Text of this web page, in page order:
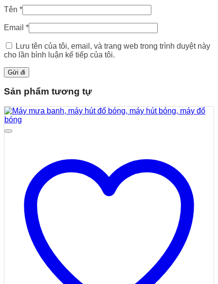
Tên *
Email *
Lưu tên của tôi, email, và trang web trong trình duyệt này
cho lần bình luận kế tiếp của tôi.
Sản phẩm tương tự